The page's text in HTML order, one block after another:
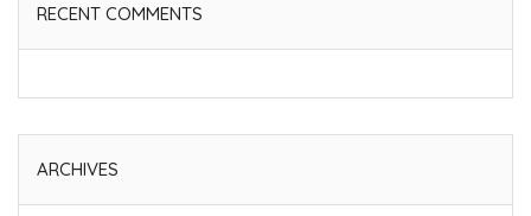
RECENT COMMENTS
ARCHIVES